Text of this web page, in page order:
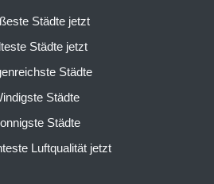
Städte jetzt
Städte jetzt
Städte
Städte
Städte
Luftqualität jetzt